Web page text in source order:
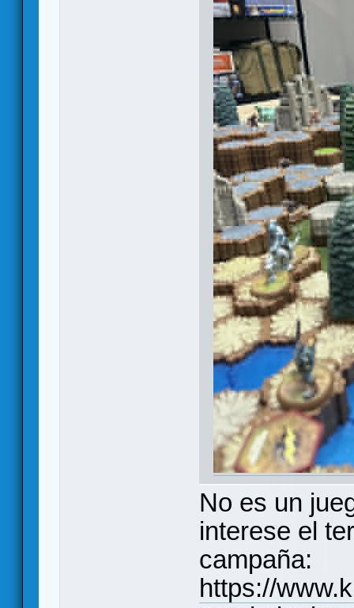
No es un
interese el
campaña:
https://